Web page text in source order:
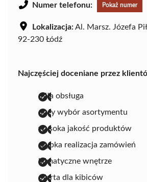
Numer telefonu: Pokaż numer
Lokalizacja:Al. Marsz. Józefa
92-230 Łódź
Najczęściej doceniane przez
miła obsługa
duży wybór asortymentu
wysoka jakość produktów
szybka realizacja zamówień
klimatyczne wnętrze
oferta dla kibiców